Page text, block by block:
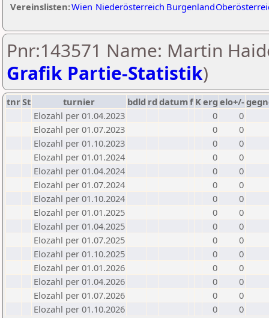
Vereinslisten:Wien Niederösterreich Burgenland
Pnr:143571 Name: Martin
Grafik Partie-Statistik)
tnrSt turnier bdld rd datumf Kerg elo+/-
Elozahl per 01.04.2023
0
0
Elozahl per 01.07.2023
0
0
Elozahl per 01.10.2023
0
0
Elozahl per 01.01.2024
0
0
Elozahl per 01.04.2024
0
0
Elozahl per 01.07.2024
0
0
Elozahl per 01.10.2024
0
0
Elozahl per 01.01.2025
0
0
Elozahl per 01.04.2025
0
0
Elozahl per 01.07.2025
0
0
Elozahl per 01.10.2025
0
0
Elozahl per 01.01.2026
0
0
Elozahl per 01.04.2026
0
0
Elozahl per 01.07.2026
0
0
Elozahl per 01.10.2026
0 0